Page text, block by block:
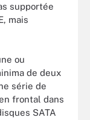
supportée
mais
ou
de deux
série de
frontal dans
SATA